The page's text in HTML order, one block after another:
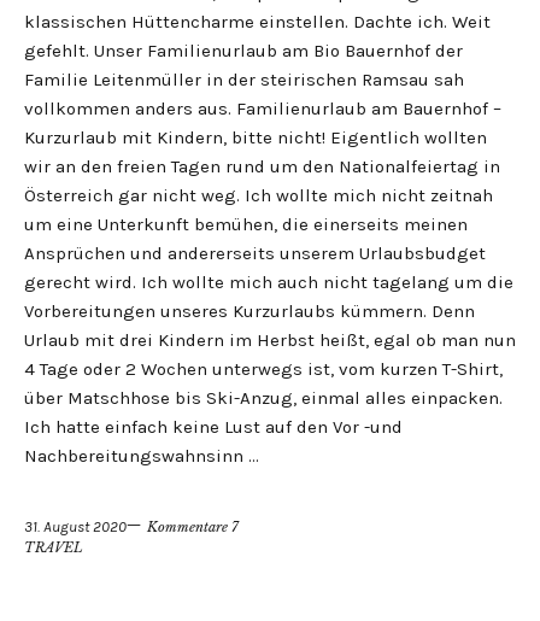
klassischen Hüttencharme einstellen. Dachte ich. Weit
gefehlt. Unser Familienurlaub am Bio Bauernhof der
Familie Leitenmüller in der steirischen Ramsau sah
vollkommen anders aus. Familienurlaub am Bauernhof –
Kurzurlaub mit Kindern, bitte nicht! Eigentlich wollten
wir an den freien Tagen rund um den Nationalfeiertag in
Österreich gar nicht weg. Ich wollte mich nicht zeitnah
um eine Unterkunft bemühen, die einerseits meinen
Ansprüchen und andererseits unserem Urlaubsbudget
gerecht wird. Ich wollte mich auch nicht tagelang um die
Vorbereitungen unseres Kurzurlaubs kümmern. Denn
Urlaub mit drei Kindern im Herbst heißt, egal ob man nun
4 Tage oder 2 Wochen unterwegs ist, vom kurzen T-Shirt,
über Matschhose bis Ski-Anzug, einmal alles einpacken.
Ich hatte einfach keine Lust auf den Vor -und
Nachbereitungswahnsinn …
31. August 2020
Kommentare 7
TRAVEL